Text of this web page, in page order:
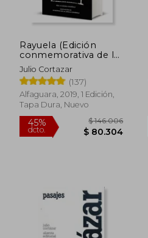
30%
dcto. $ 61.600
Rayuela (Edición
conmemorativa de la
RAE y la ASALE)
Julio Cortazar
(137)
Alfaguara, 2019, 1 Edición,
Tapa Dura, Nuevo